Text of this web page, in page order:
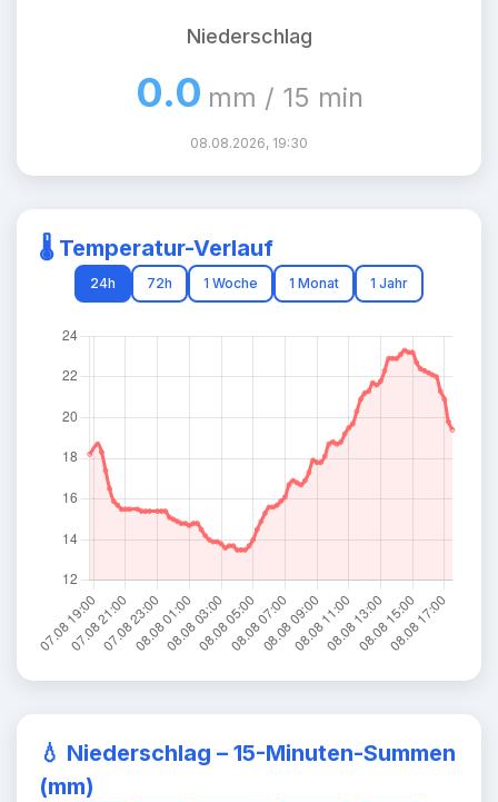
Niederschlag
0.0 mm / 15 min
08.08.2026, 19:30
🌡️ Temperatur-Verlauf
24h 72h 1 Woche 1 Monat 1 Jahr
💧 Niederschlag – 15-Minuten-Summen
(mm)